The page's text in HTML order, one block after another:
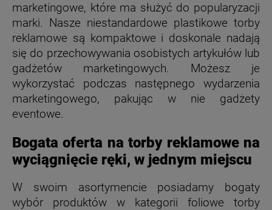
marketingowe, które ma służyć do popularyzacji
marki. Nasze niestandardowe plastikowe torby
reklamowe są kompaktowe i doskonale nadają
się do przechowywania osobistych artykułów lub
gadżetów marketingowych. Możesz je
wykorzystać podczas następnego wydarzenia
marketingowego, pakując w nie gadżety
eventowe.
Bogata oferta na torby reklamowe na
wyciągnięcie ręki, w jednym miejscu
W swoim asortymencie posiadamy bogaty
wybór produktów w kategorii foliowe torby